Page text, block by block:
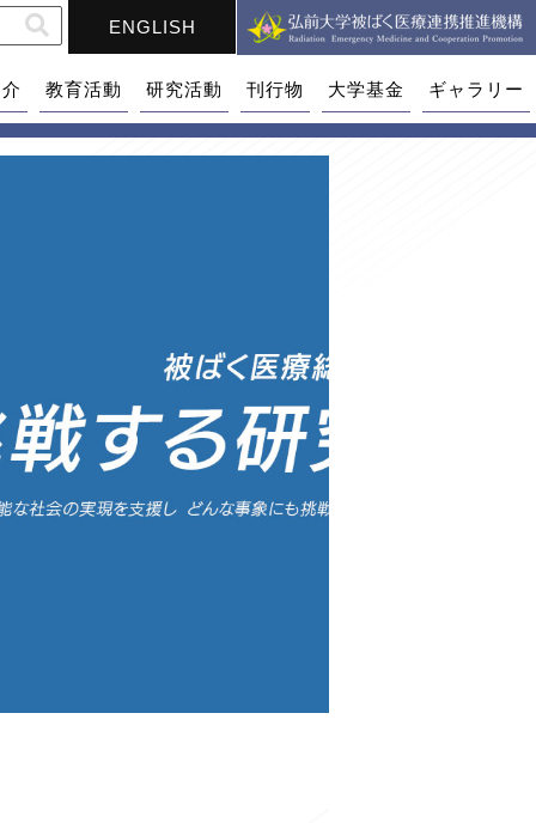
ENGLISH
教育活動 研究活動 刊行物 大学基金 ギャラリー